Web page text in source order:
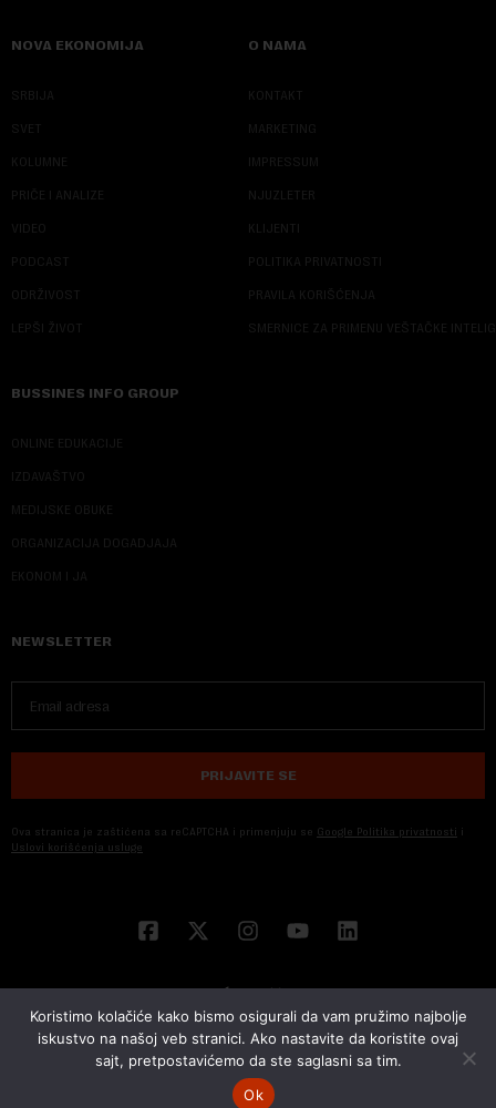
NOVA EKONOMIJA
SRBIJA
SVET
KOLUMNE
PRIČE I ANALIZE
VIDEO
PODCAST
ODRŽIVOST
LEPŠI ŽIVOT
O NAMA
KONTAKT
MARKETING
IMPRESSUM
NJUZLETER
KLIJENTI
POLITIKA PRIVATNOSTI
PRAVILA KORIŠĆENJA
SMERNICE ZA PRIMENU VEŠTAČKE
BUSSINES INFO GROUP
ONLINE EDUKACIJE
IZDAVAŠTVO
MEDIJSKE OBUKE
ORGANIZACIJA DOGADJAJA
EKONOM I JA
NEWSLETTER
PRIJAVITE SE
Ova stranica je zaštićena sa reCAPTCHA i primenjuju se Google Politika privatnosti i
Uslovi korišćenja usluge
© 2026 NOVA EKONOMIJA | SVA PRAVA ZADŽANA | DEVELOPED BY
Koristimo kolačiće kako bismo osigurali da vam pružimo najbolje
iskustvo na našoj veb stranici. Ako nastavite da koristite ovaj
sajt, pretpostavićemo da ste saglasni sa tim.
Ok